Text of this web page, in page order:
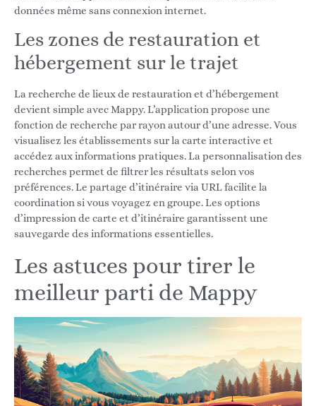
données même sans connexion internet.
Les zones de restauration et
hébergement sur le trajet
La recherche de lieux de restauration et d’hébergement
devient simple avec Mappy. L’application propose une
fonction de recherche par rayon autour d’une adresse. Vous
visualisez les établissements sur la carte interactive et
accédez aux informations pratiques. La personnalisation des
recherches permet de filtrer les résultats selon vos
préférences. Le partage d’itinéraire via URL facilite la
coordination si vous voyagez en groupe. Les options
d’impression de carte et d’itinéraire garantissent une
sauvegarde des informations essentielles.
Les astuces pour tirer le
meilleur parti de Mappy